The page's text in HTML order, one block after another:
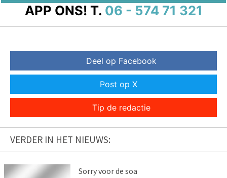
APP ONS! T. 06 - 574 71 321
Deel op Facebook
Post op X
Tip de redactie
VERDER IN HET NIEUWS:
Sorry voor de soa